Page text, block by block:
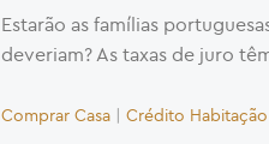
Estarão as famílias
deveriam? As taxas de juro
Comprar Casa Crédito Habitação